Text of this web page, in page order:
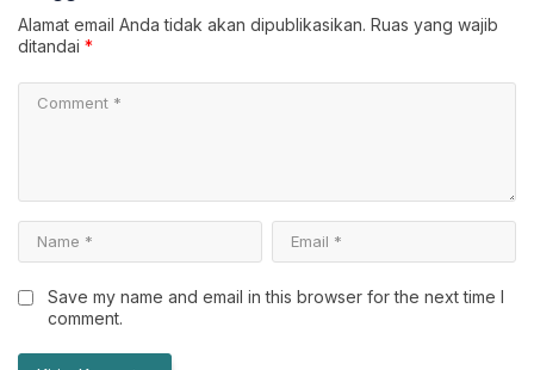
Alamat email Anda tidak akan dipublikasikan. Ruas yang wajib
ditandai *
Save my name and email in this browser for the next time I
comment.